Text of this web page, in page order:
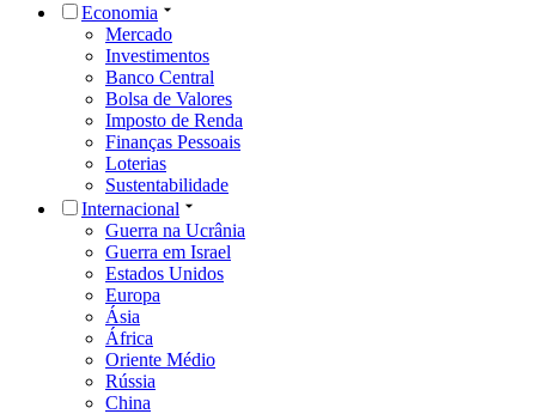
Economia
Mercado
Investimentos
Banco Central
Bolsa de Valores
Imposto de Renda
Finanças Pessoais
Loterias
Sustentabilidade
Internacional
Guerra na Ucrânia
Guerra em Israel
Estados Unidos
Europa
Ásia
África
Oriente Médio
Rússia
China